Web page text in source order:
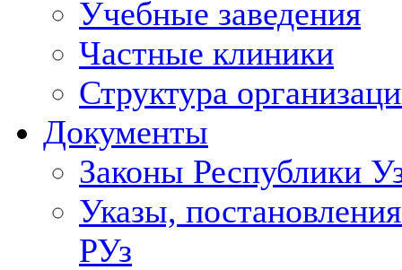
Учебные заведения
Частные клиники
Структура
Документы
Законы Республики
Указы,
РУз